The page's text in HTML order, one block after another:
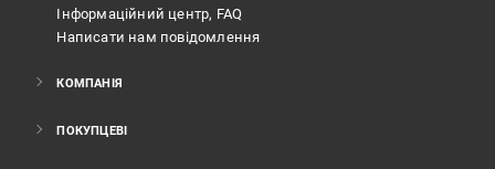
Інформаційний центр, FAQ
Написати нам повідомлення
КОМПАНІЯ
ПОКУПЦЕВІ